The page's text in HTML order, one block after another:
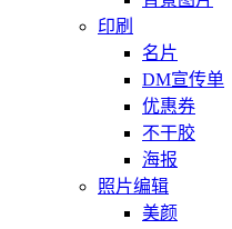
印刷
名片
DM宣传单
优惠券
不干胶
海报
照片编辑
美颜